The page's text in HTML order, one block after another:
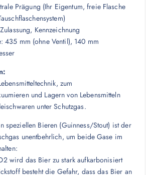
Prägung (Ihr Eigentum, freie Flasche
Kennzeichnung
435 mm (ohne Ventil), 140 mm
zum
und Lagern von Lebensmitteln
unter Schutzgas.
speziellen Bieren (Guinness/Stout) ist der
unentbehrlich, um beide Gase im
wird das Bier zu stark aufkarbonisiert
besteht die Gefahr, dass das Bier an